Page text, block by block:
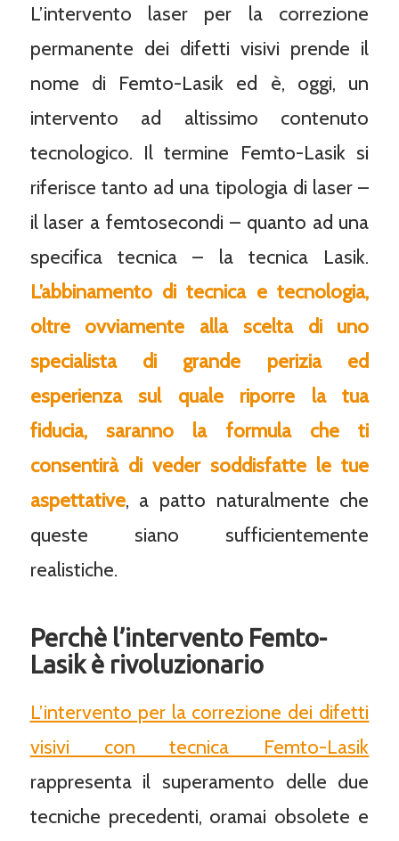
L’intervento laser per la correzione
permanente dei difetti visivi prende il
nome di Femto-Lasik ed è, oggi, un
intervento ad altissimo contenuto
tecnologico. Il termine Femto-Lasik si
riferisce tanto ad una tipologia di laser –
il laser a femtosecondi – quanto ad una
specifica tecnica – la tecnica Lasik.
L’abbinamento di tecnica e tecnologia,
oltre ovviamente alla scelta di uno
specialista di grande perizia ed
esperienza sul quale riporre la tua
fiducia, saranno la formula che ti
consentirà di veder soddisfatte le tue
aspettative, a patto naturalmente che
queste siano sufficientemente
realistiche.
Perchè l’intervento Femto-
Lasik è rivoluzionario
L’intervento per la correzione dei difetti
visivi con tecnica Femto-Lasik
rappresenta il superamento delle due
tecniche precedenti, oramai obsolete e